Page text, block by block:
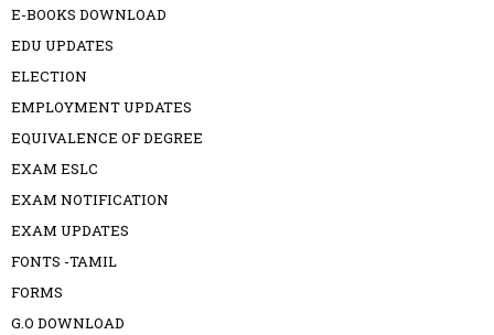
E-BOOKS DOWNLOAD
EDU UPDATES
ELECTION
EMPLOYMENT UPDATES
EQUIVALENCE OF DEGREE
EXAM ESLC
EXAM NOTIFICATION
EXAM UPDATES
FONTS -TAMIL
FORMS
G.O DOWNLOAD